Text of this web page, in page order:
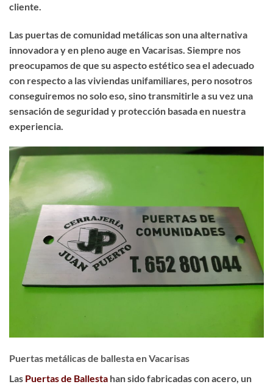
cliente.
Las puertas de comunidad metálicas son una alternativa
innovadora y en pleno auge en Vacarisas. Siempre nos
preocupamos de que su aspecto estético sea el adecuado
con respecto a las viviendas unifamiliares, pero nosotros
conseguiremos no solo eso, sino transmitirle a su vez una
sensación de seguridad y protección basada en nuestra
experiencia.
Puertas metálicas de ballesta en Vacarisas
Las Puertas de Ballesta han sido fabricadas con acero, un